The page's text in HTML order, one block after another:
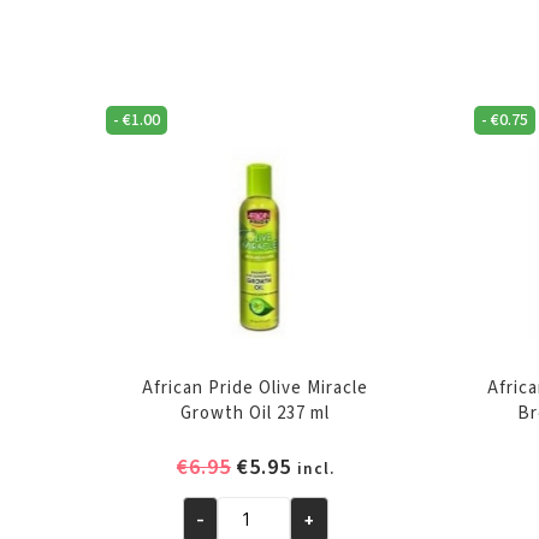
- €1.00
African Pride Olive Miracle
Growth Oil 237 ml
€6.95 Oorspronkelijke
was:
€5.95Huidige
prijs
is:
incl.
African
- +
-€0.75